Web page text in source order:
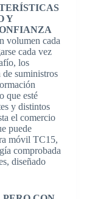
Y
volumen cada
cada vez
los
de suministros
que esté
y distintos
el comercio
puede
móvil TC15,
comprobada
diseñado